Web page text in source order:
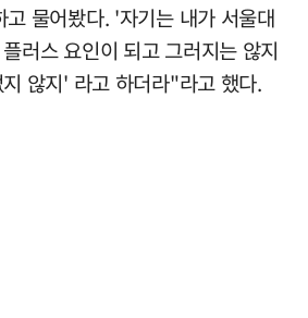
물어봤다. '자기는 내가 서울대
러스 요인이 되고 그러지는 않지
않지' 라고 하더라"라고 했다.